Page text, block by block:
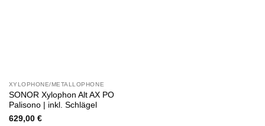
XYLOPHONE/METALLOPHONE
SONOR Xylophon Alt AX PO
Palisono | inkl. Schlägel
629,00 €